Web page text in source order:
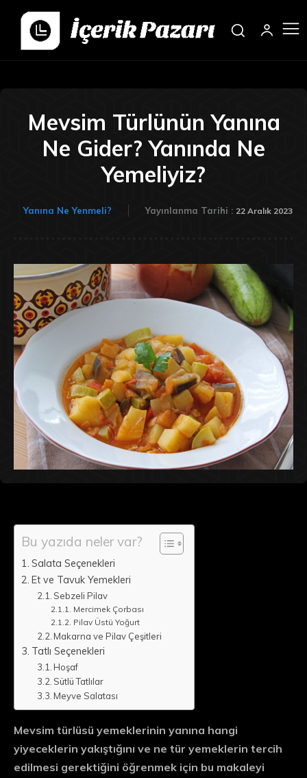
Mevsim Türlünün Yanına
Ne Gider? Yanında Ne
Yemeliyiz?
Yanına Ne Yenmeli? Yayınlanma Tarihi : 22 Aralık 2023
Bu yazıda neler var?
Salata Seçenekleri
Et ve Tavuk Yemekleri
Sebzeli Pilav
Mercimek Çorbası
Pilav Üstü Yoğurt
Makarna ve Pilav Çeşitleri
Tatlı Seçenekleri
Hoşaf
Sütlü Tatlılar
Meyve Salatası
Mevsim türlüsü yemeklerinin yanına hangi
yiyeceklerin yakıştığını ve ne tür yemeklerin tercih
edilmesi gerektiğini öğrenmek için bu makaleyi